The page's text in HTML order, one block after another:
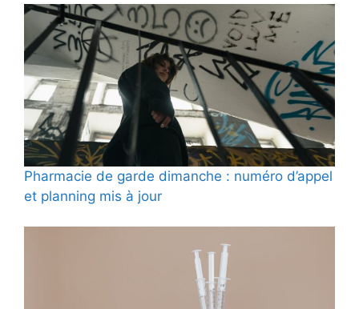
Pharmacie de garde dimanche : numéro d’appel
et planning mis à jour